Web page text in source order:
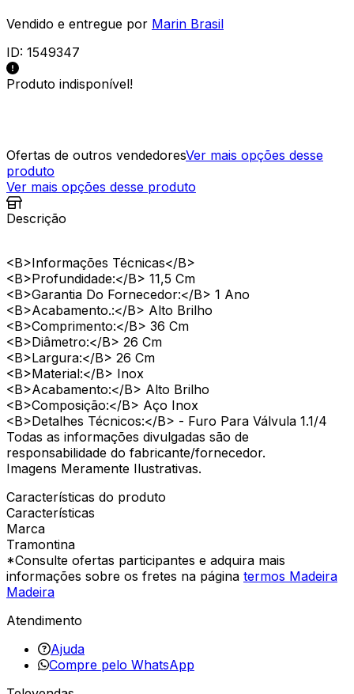
Vendido e entregue por Marin Brasil
ID: 1549347
Produto indisponível!
Ofertas de outros vendedoresVer mais opções desse
produto
Ver mais opções desse produto
Descrição
<B>Informações Técnicas</B>
<B>Profundidade:</B> 11,5 Cm
<B>Garantia Do Fornecedor:</B> 1 Ano
<B>Acabamento.:</B> Alto Brilho
<B>Comprimento:</B> 36 Cm
<B>Diâmetro:</B> 26 Cm
<B>Largura:</B> 26 Cm
<B>Material:</B> Inox
<B>Acabamento:</B> Alto Brilho
<B>Composição:</B> Aço Inox
<B>Detalhes Técnicos:</B> - Furo Para Válvula 1.1/4
Todas as informações divulgadas são de
responsabilidade do fabricante/fornecedor.
Imagens Meramente Ilustrativas.
Características do produto
Características
Marca
Tramontina
*Consulte ofertas participantes e adquira mais
informações sobre os fretes na página termos Madeira
Madeira
Atendimento
Ajuda
Compre pelo WhatsApp